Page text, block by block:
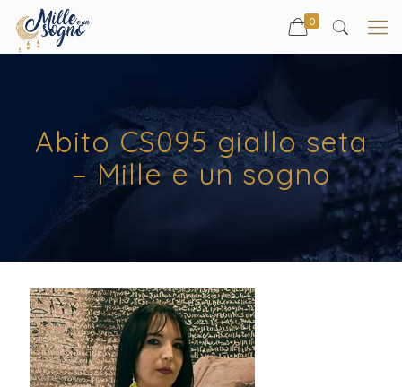
0
Abito CS095 giallo seta
– Mille e un sogno